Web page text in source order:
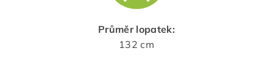
Průměr lopatek:
132 cm